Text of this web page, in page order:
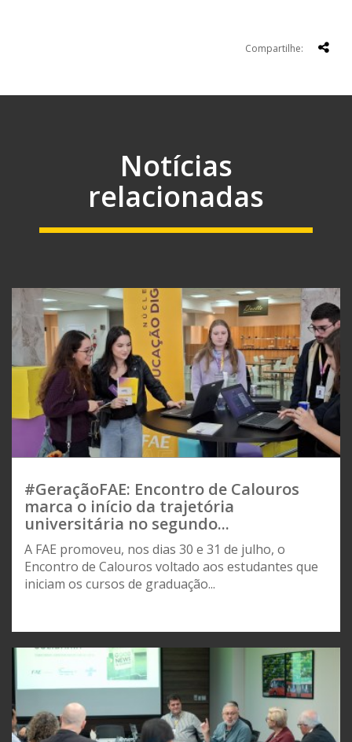
Compartilhe:
Notícias
relacionadas
#GeraçãoFAE: Encontro de Calouros
marca o início da trajetória
universitária no segundo...
A FAE promoveu, nos dias 30 e 31 de julho, o
Encontro de Calouros voltado aos estudantes que
iniciam os cursos de graduação...